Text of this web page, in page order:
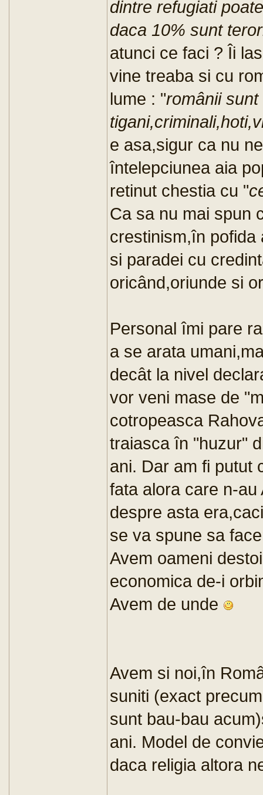
dintre refugiati
daca 10% sunt
atunci ce faci ? Îi
vine treaba si cu
lume : "românii sunt
e asa,sigur ca nu
întelepciunea aia
retinut chestia cu "
Ca sa nu mai spun
crestinism,în pofida
si paradei cu
oricând,oriunde si
Personal îmi pare
a se arata
decât la nivel
vor veni mase de
cotropeasca
traiasca în "huzur"
ani. Dar am fi putut
fata alora care n-
despre asta
se va spune sa
Avem oameni
economica de-i
Avem de unde
Avem si noi,în
suniti (exact
sunt bau-bau
ani. Model de
daca religia altora